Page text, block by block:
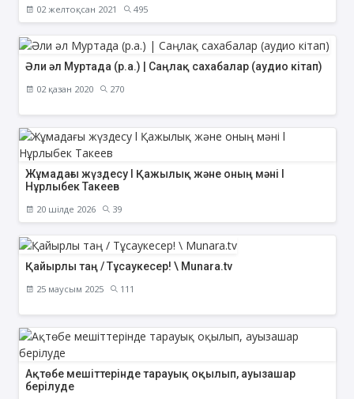
02 желтоқсан 2021 495
Әли әл Муртада (р.а.) | Саңлақ сахабалар (аудио кітап)
02 қазан 2020 270
Жұмадағы жүздесу l Қажылық және оның мәні l
Нұрлыбек Такеев
20 шілде 2026 39
Қайырлы таң / Тұсаукесер! \ Munara.tv
25 маусым 2025 111
Ақтөбе мешіттерінде тарауық оқылып, ауызашар
берілуде